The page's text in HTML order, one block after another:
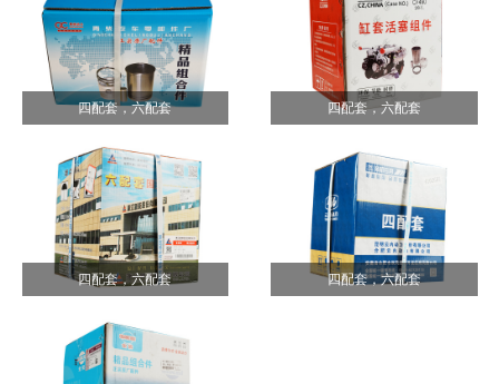
四配套，六配套 四配套，六配套
四配套，六配套 四配套，六配套